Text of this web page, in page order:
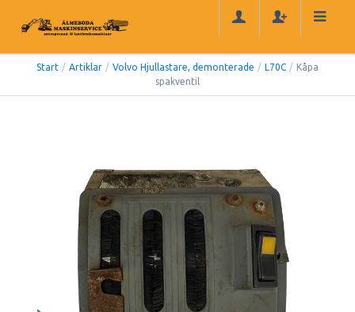
Start / Artiklar / Volvo Hjullastare, demonterade / L70C / Kåpa
spakventil